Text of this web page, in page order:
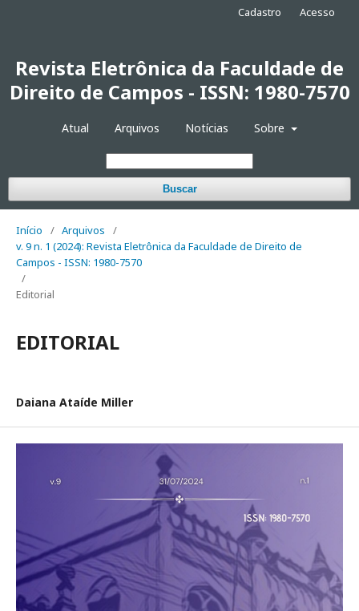
Revista Eletrônica da Faculdade de
Direito de Campos - ISSN: 1980-7570
Atual Arquivos Notícias Sobre
Buscar
Cadastro Acesso
Início / Arquivos
/
v. 9 n. 1 (2024): Revista Eletrônica da Faculdade de Direito de
Campos - ISSN: 1980-7570
/
Editorial
EDITORIAL
Daiana Ataíde Miller